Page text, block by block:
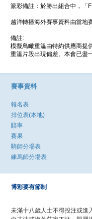
派彩備註：於勝出組合中，「
越洋轉播海外賽事資料由當地
備註:
模擬鳥瞰重溫由特約供應商提
重溫片段出現偏差。本會已盡
賽事資料
報名表
排位表(本地)
賠率
賽果
騎師分場表
練馬師分場表
博彩要有節制
未滿十八歲人士不得投注或進